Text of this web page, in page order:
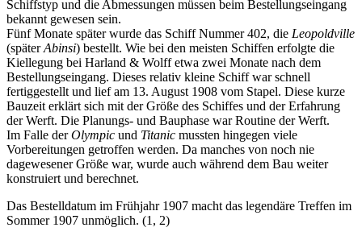
Schiffstyp und die Abmessungen müssen beim Bestellungseingang
bekannt gewesen sein.
Fünf Monate später wurde das Schiff Nummer 402, die Leopoldville
(späterAbinsi) bestellt. Wie bei den meisten Schiffen erfolgte die
Kiellegung bei Harland & Wolff etwa zwei Monate nach dem
Bestellungseingang. Dieses relativ kleine Schiff war schnell
fertiggestellt und lief am 13. August 1908 vom Stapel. Diese kurze
Bauzeit erklärt sich mit der Größe des Schiffes und der Erfahrung
der Werft. Die Planungs- und Bauphase war Routine der Werft.
Im Falle derOlympic und Titanic mussten hingegen viele
Vorbereitungen getroffen werden. Da manches von noch nie
dagewesener Größe war, wurde auch während dem Bau weiter
konstruiert und berechnet.
Das Bestelldatum im Frühjahr 1907 macht das legendäre Treffen im
Sommer 1907 unmöglich. (1, 2)